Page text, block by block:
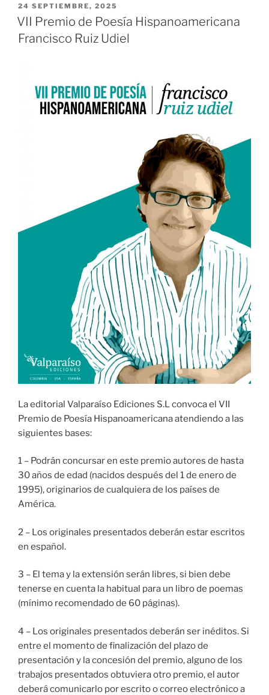
PUBLICADO
EL
24 SEPTIEMBRE, 2025
VII Premio de Poesía Hispanoamericana
Francisco Ruiz Udiel
La editorial Valparaíso Ediciones S.L convoca el VII
Premio de Poesía Hispanoamericana atendiendo a las
siguientes bases:
1 – Podrán concursar en este premio autores de hasta
30 años de edad (nacidos después del 1 de enero de
1995), originarios de cualquiera de los países de
América.
2 – Los originales presentados deberán estar escritos
en español.
3 – El tema y la extensión serán libres, si bien debe
tenerse en cuenta la habitual para un libro de poemas
(mínimo recomendado de 60 páginas).
4 – Los originales presentados deberán ser inéditos. Si
entre el momento de finalización del plazo de
presentación y la concesión del premio, alguno de los
trabajos presentados obtuviera otro premio, el autor
deberá comunicarlo por escrito o correo electrónico a